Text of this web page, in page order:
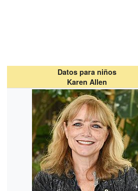
Datos para niños
Karen Allen